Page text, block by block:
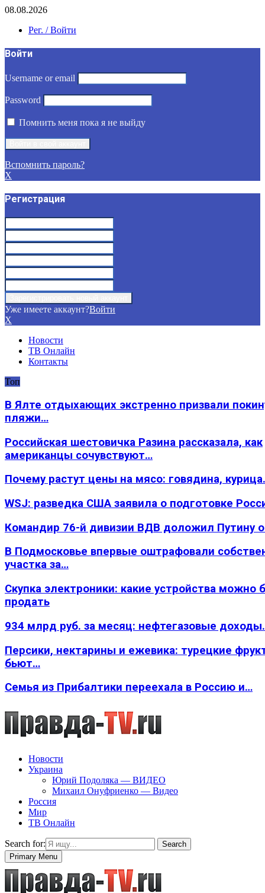
08.08.2026
Рег. / Войти
Войти
Username or email
Password
Помнить меня пока я не выйду
Вспомнить пароль?
X
Регистрация
Уже имеете аккаунт?Войти
X
Новости
ТВ Онлайн
Контакты
Топ
В Ялте отдыхающих экстренно призвали
пляжи…
Российская шестовичка Разина рассказала, как
американцы сочувствуют…
Почему растут цены на мясо: говядина,
WSJ: разведка США заявила о подготовке
Командир 76-й дивизии ВДВ доложил Путину
В Подмосковье впервые оштрафовали
участка за…
Скупка электроники: какие устройства можно
продать
934 млрд руб. за месяц: нефтегазовые
Персики, нектарины и ежевика: турецкие
бьют…
Семья из Прибалтики переехала в Россию и…
Новости
Украина
Юрий Подоляка — ВИДЕО
Михаил Онуфриенко — Видео
Россия
Мир
ТВ Онлайн
Search for:
Search
Primary Menu